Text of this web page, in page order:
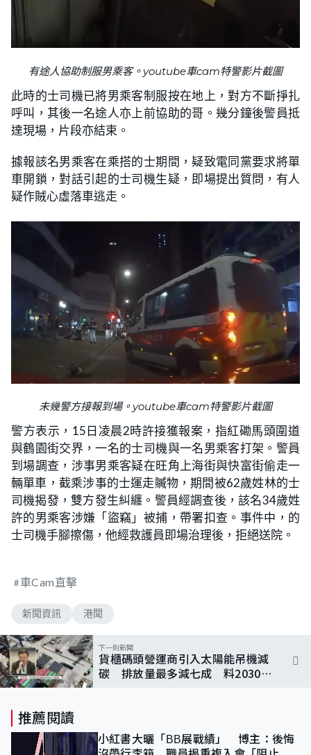
有途人協助制服男乘客。youtube車cam特警影片截圖
此時的士司機已將男乘客制服按在地上，對方不斷掙扎
呼叫，其後一名途人亦上前協助的哥。幾分鐘後警員抵
達現場，片段亦結束。
據報該名男乘客在乘搭的士期間，疑致電同黨要求將單
車開鎖，對話引起的士司機生疑，即場提出質問，有人
疑作賊心虛落車逃走。
未幾警方接報到場。youtube車cam特警影片截圖
警方表示，15日凌晨2時許接獲報案，指紅磡馬頭圍道
與鶴園街交界，一名的士司機與一名男乘客打架。警員
到場調查，涉事男乘客疑在旺角上海街與快富街偷走一
輛單車，截乘涉事的士運走贓物，期間被62歲姓林的士
司機揭發，雙方發生糾纏。警員經調查後，該名34歲姓
許的男乘客涉嫌「盜竊」被捕，帶署扣查。事件中，的
士司機手腳擦傷，他經救護員即場治理後，拒絕送院。
車Cam直擊
新聞資訊 港聞
下一則新聞
貨櫃碼頭營運商引入太陽能吊機減
碳 排放量最多減七成 料2030年
推薦閱讀
小紅書大曬「BB展戰績」 博主：後悔